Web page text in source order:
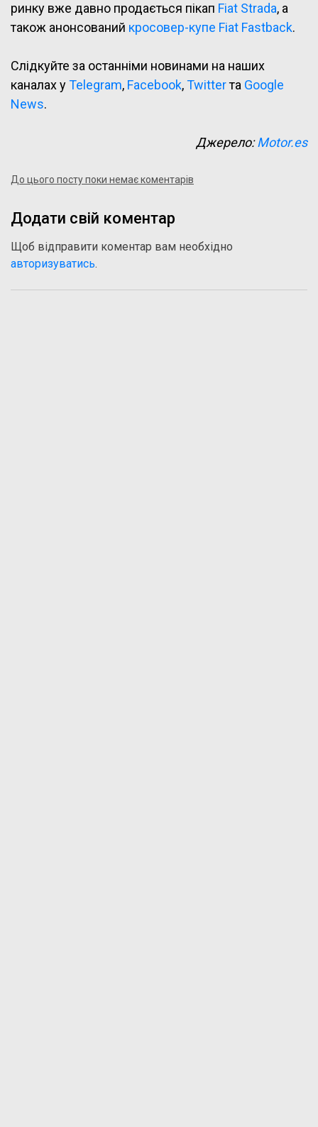
ринку вже давно продається пікап Fiat Strada, а
також анонсований кросовер-купе Fiat Fastback.
Слідкуйте за останніми новинами на наших
каналах уTelegram, Facebook,Twitterта Google
News.
Джерело:Motor.es
До цього посту поки немає коментарів
Додати свій коментар
Щоб відправити коментар вам необхідно
авторизуватись.